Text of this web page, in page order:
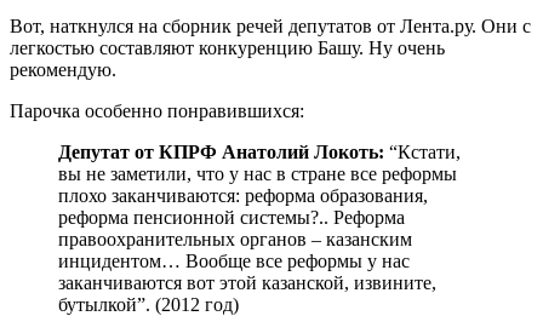
Вот, наткнулся на сборник речей депутатов от Лента.ру. Они с
легкостью составляют конкуренцию Башу. Ну очень
рекомендую.
Парочка особенно понравившихся:
Депутат от КПРФ Анатолий Локоть: “Кстати,
вы не заметили, что у нас в стране все реформы
плохо заканчиваются: реформа образования,
реформа пенсионной системы?.. Реформа
правоохранительных органов – казанским
инцидентом… Вообще все реформы у нас
заканчиваются вот этой казанской, извините,
бутылкой”. (2012 год)